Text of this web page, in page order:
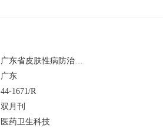
广东省皮肤性病防治中心
广东
44-1671/R
双月刊
医药卫生科技